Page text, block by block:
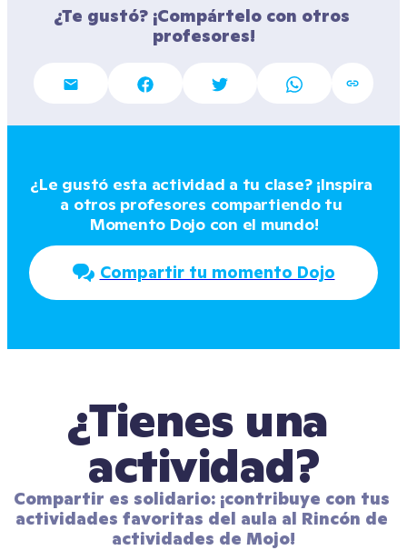
¿Te gustó? ¡Compártelo con otros
profesores!
¿Le gustó esta actividad a tu clase? ¡Inspira
a otros profesores compartiendo tu
Momento Dojo con el mundo!
Compartir tu momento Dojo
¿Tienes una
actividad?
Compartir es solidario: ¡contribuye con tus
actividades favoritas del aula al Rincón de
actividades de Mojo!